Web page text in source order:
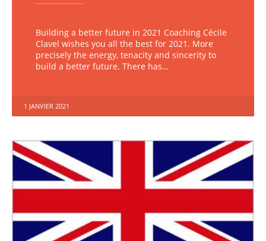
Building a better future in 2021 Coaching Cécile
Clavel wishes you all the best for 2021. More
precisely the energy, tenacity and sincerity to
build a better future. There has…
1 JANVIER 2021